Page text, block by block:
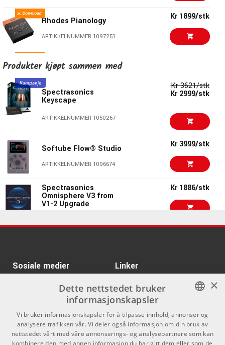
Rhodes Pianology
ARTIKKELNUMMER 1097251
Kr 1899/stk
Rhodes V8
ARTIKKELNUMMER 1097169
Rhodes Wurlitzer By
Rhodes
IK Multimedia
Diamond B280
Kr 1385/stk
IK Multimedia
Pianoverse - Royal
Upright Y5
Kr 1385/stk
ARTIKKELNUMMER 1082996
Produkter kjøpt sammen med
Spectrasonics
Keyscape
ARTIKKELNUMMER 1050267
Kr 3621/stk
Kr 2999/stk
Softube Flow® Studio
ARTIKKELNUMMER 1096674
Kr 3999/stk
Spectrasonics
Omnisphere V3 from
V1-2 Upgrade
Kr 1886/stk
UPGRADE
Toontrack EZdrummer
3 Bundle
ARTIKKELNUMMER 1076274
Kr 2661/stk
Sosiale medier Linker
Om Oss
Kontakt oss
Kjøpsvilkår
Butikken
NORWEGIAN
×
Dette nettstedet bruker
informasjonskapsler
Vi bruker informasjonskapsler for å tilpasse innhold, annonser og
analysere trafikken vår. Vi deler også informasjon om din bruk av
nettstedet vårt med våre annonserings- og analysepartnere som kan
kombinere den med annen informasjon du har gitt dem eller som de